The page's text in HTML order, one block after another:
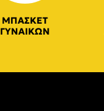
ΜΠΑΣΚΕΤ
ΓΥΝΑΙΚΩΝ